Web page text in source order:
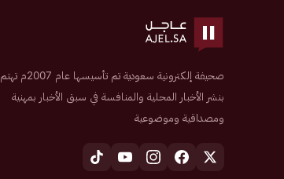
صحيفة إلكترونية سعودية تم تأسيسها عام 2007م تهتم
بنشر الأخبار المحلية والمنافسة في سبق الأخبار بمهنية
ومصداقية وموضوعية